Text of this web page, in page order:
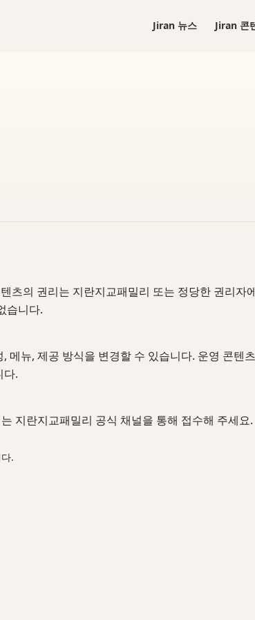
Jiran 뉴스 Jiran 콘
츠의 권리는 지란지교패밀리 또는 정당한 권리자
습니다.
메뉴, 제공 방식을 변경할 수 있습니다. 운영 콘텐
다.
지란지교패밀리 공식 채널을 통해 접수해 주세요.
.